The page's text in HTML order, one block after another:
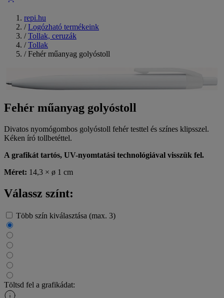
repi.hu
/ Logózható termékeink
/ Tollak, ceruzák
/ Tollak
/ Fehér műanyag golyóstoll
Fehér műanyag golyóstoll
Divatos nyomógombos golyóstoll fehér testtel és színes klipsszel.
Kéken író tollbetéttel.
A grafikát tartós, UV-nyomtatási technológiával visszük fel.
Méret: 14,3 × ø 1 cm
Válassz színt:
Több szín kiválasztása (max. 3)
Töltsd fel a grafikádat: